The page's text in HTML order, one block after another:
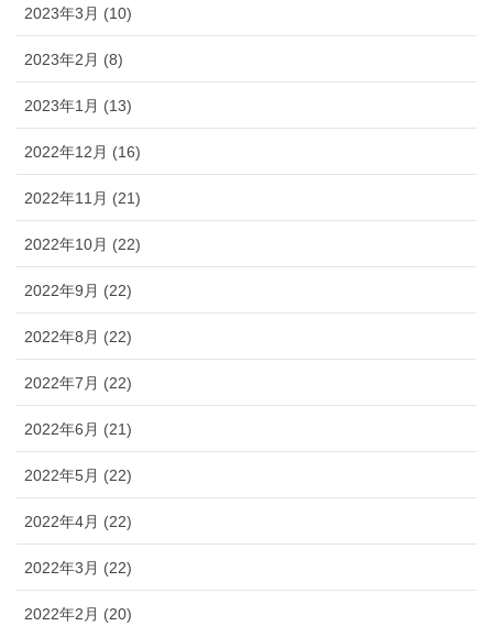
2023年3月 (10)
2023年2月 (8)
2023年1月 (13)
2022年12月 (16)
2022年11月 (21)
2022年10月 (22)
2022年9月 (22)
2022年8月 (22)
2022年7月 (22)
2022年6月 (21)
2022年5月 (22)
2022年4月 (22)
2022年3月 (22)
2022年2月 (20)